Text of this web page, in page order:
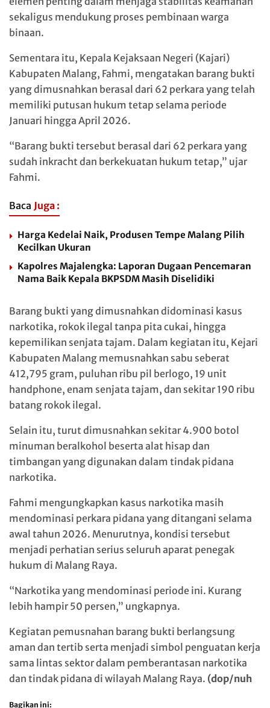
sekaligus mendukung proses pembinaan warga
binaan.
Sementara itu, Kepala Kejaksaan Negeri (Kajari)
Kabupaten Malang, Fahmi, mengatakan barang bukti
yang dimusnahkan berasal dari 62 perkara yang telah
memiliki putusan hukum tetap selama periode
Januari hingga April 2026.
“Barang bukti tersebut berasal dari 62 perkara yang
sudah inkracht dan berkekuatan hukum tetap,” ujar
Fahmi.
Baca Juga :
Harga Kedelai Naik, Produsen Tempe Malang Pilih
Kecilkan Ukuran
Kapolres Majalengka: Laporan Dugaan Pencemaran
Nama Baik Kepala BKPSDM Masih Diselidiki
Barang bukti yang dimusnahkan didominasi kasus
narkotika, rokok ilegal tanpa pita cukai, hingga
kepemilikan senjata tajam. Dalam kegiatan itu, Kejari
Kabupaten Malang memusnahkan sabu seberat
412,795 gram, puluhan ribu pil berlogo, 19 unit
handphone, enam senjata tajam, dan sekitar 190 ribu
batang rokok ilegal.
Selain itu, turut dimusnahkan sekitar 4.900 botol
minuman beralkohol beserta alat hisap dan
timbangan yang digunakan dalam tindak pidana
narkotika.
Fahmi mengungkapkan kasus narkotika masih
mendominasi perkara pidana yang ditangani selama
awal tahun 2026. Menurutnya, kondisi tersebut
menjadi perhatian serius seluruh aparat penegak
hukum di Malang Raya.
“Narkotika yang mendominasi periode ini. Kurang
lebih hampir 50 persen,” ungkapnya.
Kegiatan pemusnahan barang bukti berlangsung
aman dan tertib serta menjadi simbol penguatan kerja
sama lintas sektor dalam pemberantasan narkotika
dan tindak pidana di wilayah Malang Raya. (dop/nuh
Bagikan ini: